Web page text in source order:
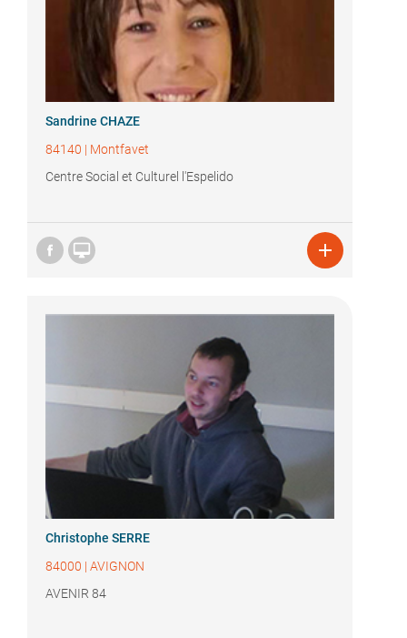
Sandrine CHAZE
84140 | Montfavet
Centre Social et Culturel l'Espelido
 
Christophe SERRE
84000 | AVIGNON
AVENIR 84